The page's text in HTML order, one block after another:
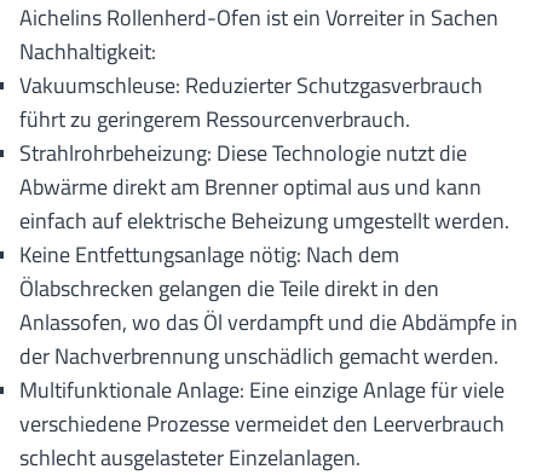
Aichelins Rollenherd-Ofen ist ein Vorreiter in Sachen
Nachhaltigkeit:
Vakuumschleuse: Reduzierter Schutzgasverbrauch
führt zu geringerem Ressourcenverbrauch.
Strahlrohrbeheizung: Diese Technologie nutzt die
Abwärme direkt am Brenner optimal aus und kann
einfach auf elektrische Beheizung umgestellt werden.
Keine Entfettungsanlage nötig: Nach dem
Ölabschrecken gelangen die Teile direkt in den
Anlassofen, wo das Öl verdampft und die Abdämpfe in
der Nachverbrennung unschädlich gemacht werden.
Multifunktionale Anlage: Eine einzige Anlage für viele
verschiedene Prozesse vermeidet den Leerverbrauch
schlecht ausgelasteter Einzelanlagen.